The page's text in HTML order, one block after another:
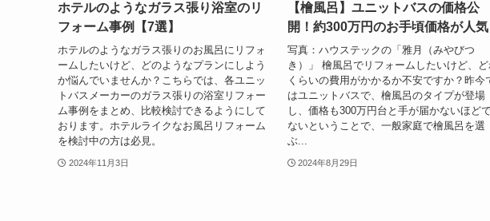
ホテルのようなガラス張り浴室のリ
フォーム事例【7選】
ホテルのようなガラス張りのお風呂にリフォ
ームしたいけど、どのようなプランにしよう
か悩んでいませんか？こちらでは、各ユニッ
トバスメーカーのガラス張りの浴室リフォー
ム事例をまとめ、比較検討できるようにして
おります。ホテルライクなお風呂リフォーム
を検討中の方は必見。
2024年11月3日
【檜風呂】ユニットバスの価格公
開！約300万円のお手頃価格が人気
写真：ハウステックの「雅月（みやびつ
き）」 檜風呂でリフォームしたいけど、
くらいの費用がかかるか不安ですか？昨今
はユニットバスで、檜風呂のタイプが登場
し、価格も300万円台と手が届かないほど
ないということで、一般家庭で檜風呂を選
ぶ...
2024年8月29日